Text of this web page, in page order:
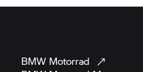
BMW Motorrad